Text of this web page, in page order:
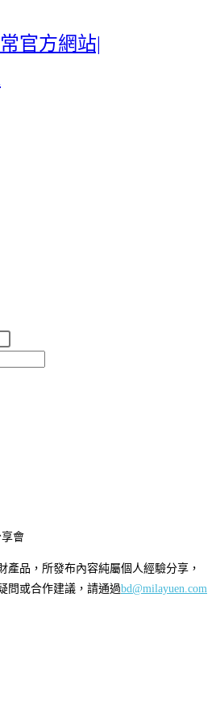
官方網站|
會
產品，所發布內容純屬個人經驗分享，
問或合作建議，請通過bd@milayuen.com